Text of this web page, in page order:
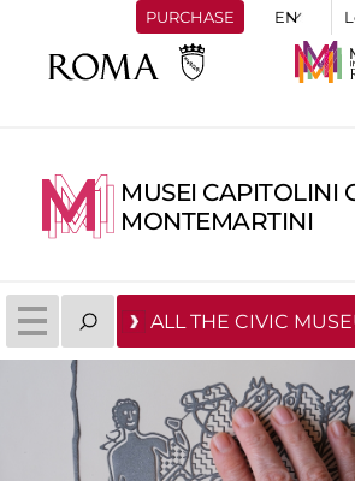
PURCHASE
MUSEI CAPITOLINI
MONTEMARTINI
ALL THE CIVIC